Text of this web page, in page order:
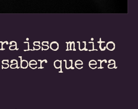
isso muito
que era